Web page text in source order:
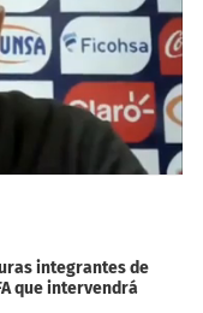
integrantes de
que intervendrá